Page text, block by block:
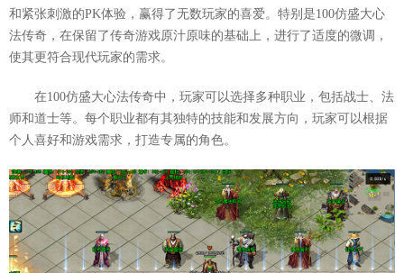
和紧张刺激的PK体验，赢得了无数玩家的喜爱。特别是100仿盛大心
法传奇，在保留了传奇游戏原汁原味的基础上，进行了适度的微调，
使其更符合现代玩家的需求。
在100仿盛大心法传奇中，玩家可以选择多种职业，包括战士、法
师和道士等。每个职业都有其独特的技能和发展方向，玩家可以根据
个人喜好和游戏需求，打造专属的角色。